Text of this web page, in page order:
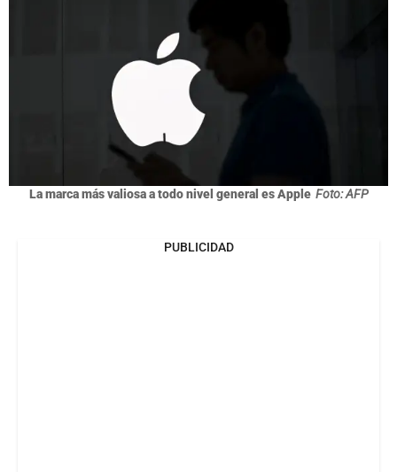
La marca más valiosa a todo nivel general es Apple Foto: AFP
PUBLICIDAD